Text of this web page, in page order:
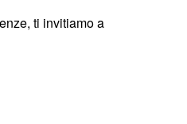
ti invitiamo a